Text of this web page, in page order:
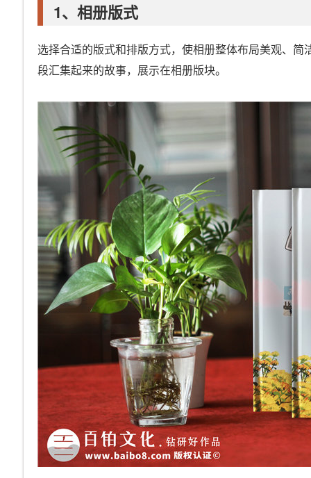
1、相册版式
选择合适的版式和排版方式，使相册整体布局美观、
段汇集起来的故事，展示在相册版块。